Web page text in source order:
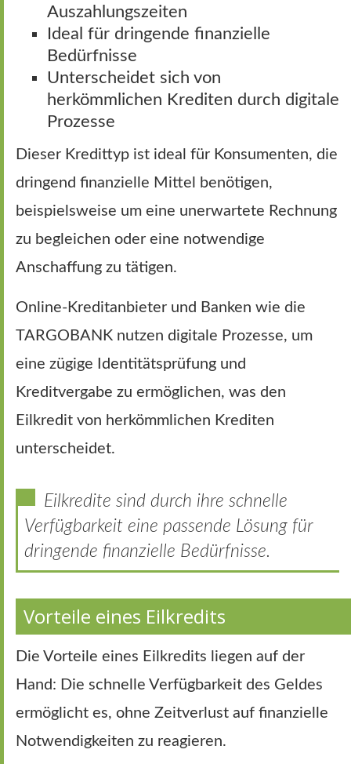
Auszahlungszeiten
Ideal für dringende finanzielle
Bedürfnisse
Unterscheidet sich von
herkömmlichen Krediten durch digitale
Prozesse
Dieser Kredittyp ist ideal für Konsumenten, die
dringend finanzielle Mittel benötigen,
beispielsweise um eine unerwartete Rechnung
zu begleichen oder eine notwendige
Anschaffung zu tätigen.
Online-Kreditanbieter und Banken wie die
TARGOBANK nutzen digitale Prozesse, um
eine zügige Identitätsprüfung und
Kreditvergabe zu ermöglichen, was den
Eilkredit von herkömmlichen Krediten
unterscheidet.
Eilkredite sind durch ihre schnelle
Verfügbarkeit eine passende Lösung für
dringende finanzielle Bedürfnisse.
Vorteile eines Eilkredits
Die Vorteile eines Eilkredits liegen auf der
Hand: Die schnelle Verfügbarkeit des Geldes
ermöglicht es, ohne Zeitverlust auf finanzielle
Notwendigkeiten zu reagieren.